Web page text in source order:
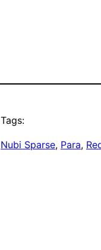
Tags:
Nubi Sparse, Para,